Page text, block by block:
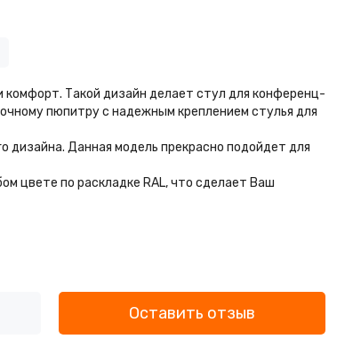
комфорт. Такой дизайн делает стул для конференц-
пюпитру с надежным креплением стулья для
дизайна. Данная модель прекрасно подойдет для
цвете по раскладке RAL, что сделает Ваш
Оставить отзыв